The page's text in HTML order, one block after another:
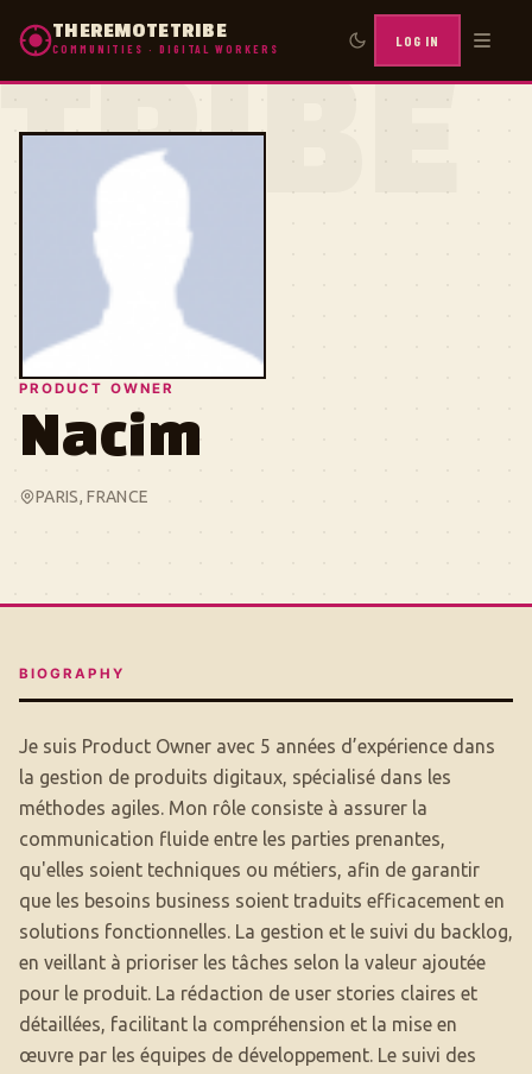
THEREMOTETRIBE
COMMUNITIES · DIGITAL WORKERS LOG IN
TRIBE
PRODUCT OWNER
Nacim
PARIS, FRANCE
BIOGRAPHY
Je suis Product Owner avec 5 années d’expérience dans
la gestion de produits digitaux, spécialisé dans les
méthodes agiles. Mon rôle consiste à assurer la
communication fluide entre les parties prenantes,
qu'elles soient techniques ou métiers, afin de garantir
que les besoins business soient traduits efficacement en
solutions fonctionnelles. La gestion et le suivi du backlog,
en veillant à prioriser les tâches selon la valeur ajoutée
pour le produit. La rédaction de user stories claires et
détaillées, facilitant la compréhension et la mise en
œuvre par les équipes de développement. Le suivi des